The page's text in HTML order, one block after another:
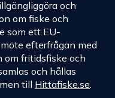
och
om fiske och
som ett EU-
efterfrågan med
fritidsfiske och
och hållas
till Hittafiske.se